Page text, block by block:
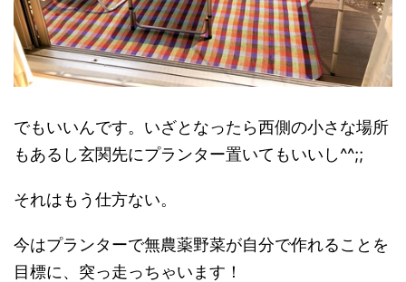
でもいいんです。いざとなったら西側の小さな場所
もあるし玄関先にプランター置いてもいいし^^;;
それはもう仕方ない。
今はプランターで無農薬野菜が自分で作れることを
目標に、突っ走っちゃいます！